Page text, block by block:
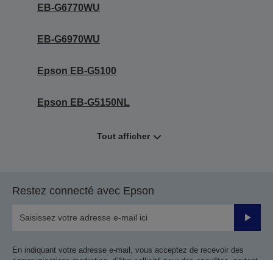
EB-G6770WU
EB-G6970WU
Epson EB-G5100
Epson EB-G5150NL
Tout afficher
Restez connecté avec Epson
Valider
En indiquant votre adresse e-mail, vous acceptez de recevoir des